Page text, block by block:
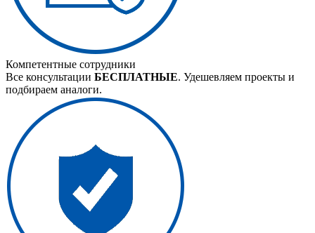
Компетентные сотрудники
Все консультации БЕСПЛАТНЫЕ. Удешевляем проекты и
подбираем аналоги.